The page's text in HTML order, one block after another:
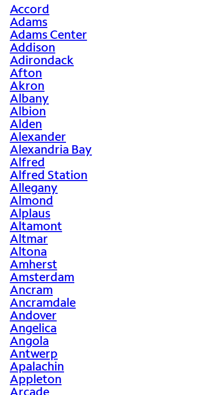
>
Accord
Adams
Adams Center
Addison
Adirondack
Afton
Akron
Albany
Albion
Alden
Alexander
Alexandria Bay
Alfred
Alfred Station
Allegany
Almond
Alplaus
Altamont
Altmar
Altona
Amherst
Amsterdam
Ancram
Ancramdale
Andover
Angelica
Angola
Antwerp
Apalachin
Appleton
Arcade